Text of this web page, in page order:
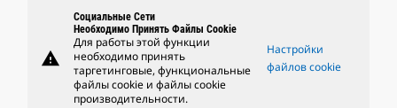
warning
Социальные Сети
Необходимо Принять Файлы Cookie
Для работы этой функции
необходимо принять
таргетинговые, функциональные
файлы cookie и файлы cookie
производительности.
Настройки
файлов cookie